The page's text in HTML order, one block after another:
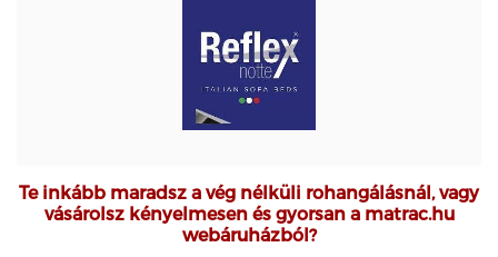
Te inkább maradsz a vég nélküli rohangálásnál, vagy
vásárolsz kényelmesen és gyorsan a matrac.hu
webáruházból?